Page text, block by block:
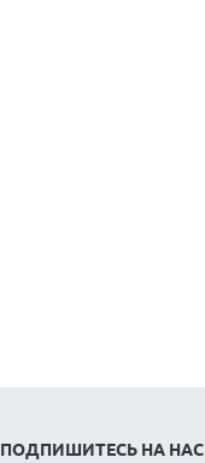
ПОДПИШИТЕСЬ НА НАС